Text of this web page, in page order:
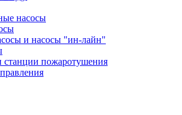
насосы
и насосы "ин-лайн"
станции пожаротушения